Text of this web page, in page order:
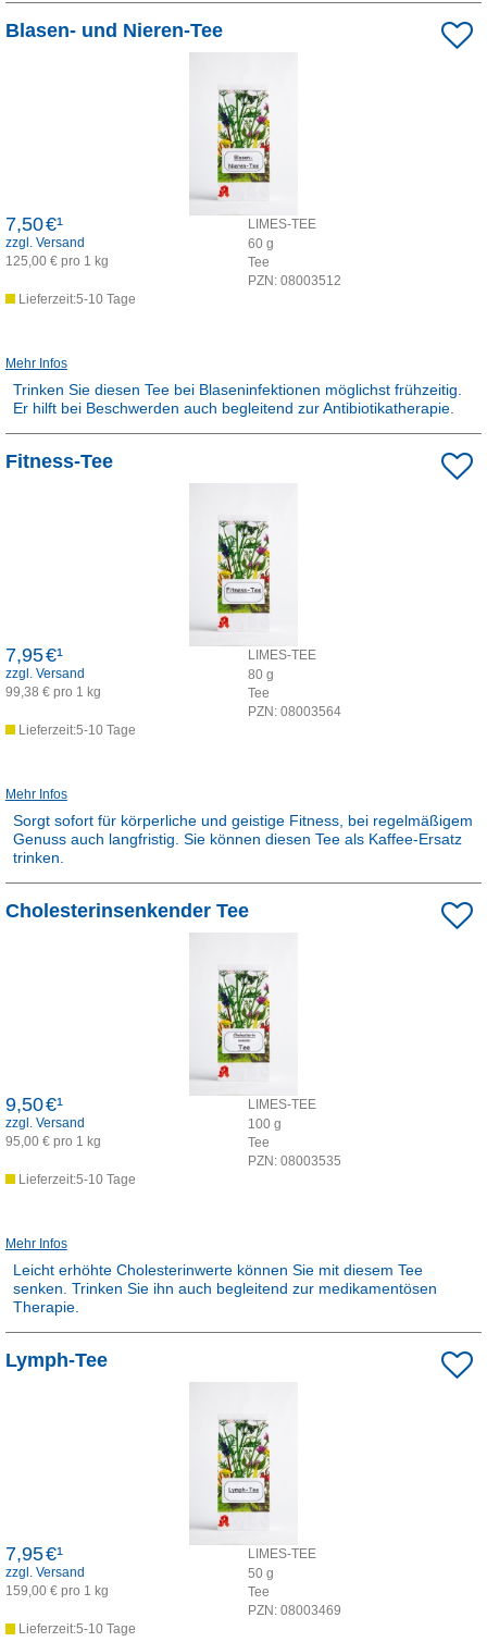
Dieses Produkt ist apothekenpflichtig und wird in der Apotheke für
Blasen- und Nieren-Tee
LIMES-TEE
60 g
Tee
PZN: 08003512
7,50€¹
zzgl. Versand
125,00 € pro 1 kg
Lieferzeit:5-10 Tage
Mehr Infos
Trinken Sie diesen Tee bei Blaseninfektionen möglichst frühzeitig.
Er hilft bei Beschwerden auch begleitend zur Antibiotikatherapie.
Dieses Produkt ist apothekenpflichtig und wird in der Apotheke für
Fitness-Tee
LIMES-TEE
80 g
Tee
PZN: 08003564
7,95€¹
zzgl. Versand
99,38 € pro 1 kg
Lieferzeit:5-10 Tage
Mehr Infos
Sorgt sofort für körperliche und geistige Fitness, bei regelmäßigem
Genuss auch langfristig. Sie können diesen Tee als Kaffee-Ersatz
trinken.
Dieses Produkt ist apothekenpflichtig und wird in der Apotheke für
Cholesterinsenkender Tee
LIMES-TEE
100 g
Tee
PZN: 08003535
9,50€¹
zzgl. Versand
95,00 € pro 1 kg
Lieferzeit:5-10 Tage
Mehr Infos
Leicht erhöhte Cholesterinwerte können Sie mit diesem Tee
senken. Trinken Sie ihn auch begleitend zur medikamentösen
Therapie.
Dieses Produkt ist apothekenpflichtig und wird in der Apotheke für
Lymph-Tee
LIMES-TEE
50 g
Tee
PZN: 08003469
7,95€¹
zzgl. Versand
159,00 € pro 1 kg
Lieferzeit:5-10 Tage